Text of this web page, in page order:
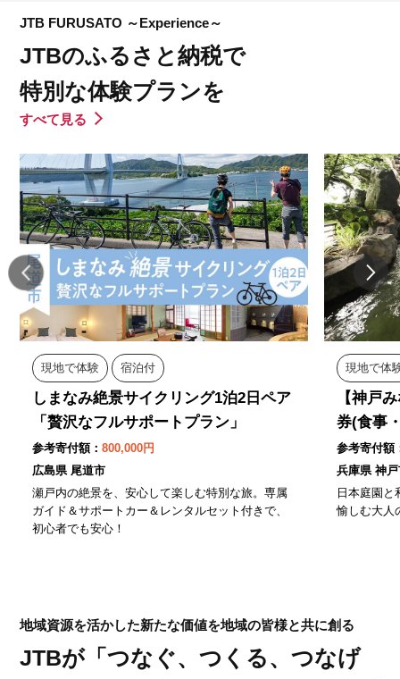
JTB FURUSATO ～Experience～
JTBのふるさと納税で
特別な体験プランを
すべて見る
現地で体験 宿泊付
しまなみ絶景サイクリング1泊2日ペア
「贅沢なフルサポートプラン」
参考寄付額： 800,000円
広島県 尾道市
瀬戸内の絶景を、安心して楽しむ特別な旅。専属
ガイド＆サポートカー＆レンタルセット付きで、
初心者でも安心！
現地で体
【神戸
券(食事
参考寄付額
兵庫県 神
日本庭園と
愉しむ大人
地域資源を活かした新たな価値を地域の皆様と共に創る
JTBが「つなぐ、つくる、つなげ